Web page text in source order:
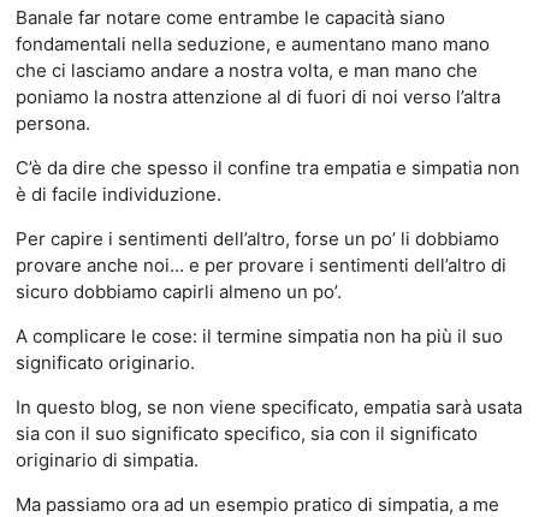
Banale far notare come entrambe le capacità siano
fondamentali nella seduzione, e aumentano mano mano
che ci lasciamo andare a nostra volta, e man mano che
poniamo la nostra attenzione al di fuori di noi verso l’altra
persona.
C’è da dire che spesso il confine tra empatia e simpatia non
è di facile individuzione.
Per capire i sentimenti dell’altro, forse un po’ li dobbiamo
provare anche noi… e per provare i sentimenti dell’altro di
sicuro dobbiamo capirli almeno un po’.
A complicare le cose: il termine simpatia non ha più il suo
significato originario.
In questo blog, se non viene specificato, empatia sarà usata
sia con il suo significato specifico, sia con il significato
originario di simpatia.
Ma passiamo ora ad un esempio pratico di simpatia, a me